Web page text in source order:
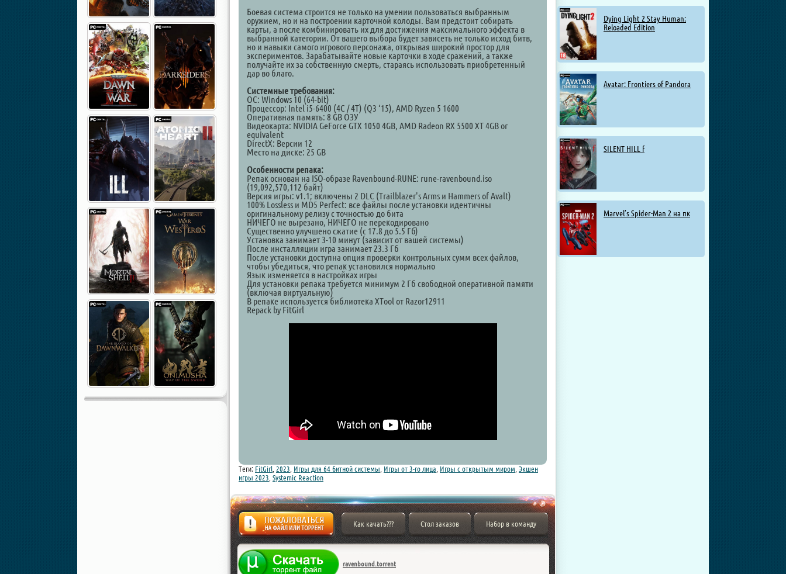
Dying Light 2 Stay Human:
Reloaded Edition
Avatar: Frontiers of Pandora
SILENT HILL f
Marvel’s Spider-Man 2 на пк
Боевая система строится не только на умении пользоваться выбранным
оружием, но и на построении карточной колоды. Вам предстоит собирать
карты, а после комбинировать их для достижения максимального эффекта в
выбранной категории. От вашего выбора будет зависеть не только исход битв,
но и навыки самого игрового персонажа, открывая широкий простор для
экспериментов. Зарабатывайте новые карточки в ходе сражений, а также
получайте их за собственную смерть, стараясь использовать приобретенный
дар во благо.
Системные требования:
ОС: Windows 10 (64-bit)
Процессор: Intel i5-6400 (4C / 4T) (Q3 ‘15), AMD Ryzen 5 1600
Оперативная память: 8 GB ОЗУ
Видеокарта: NVIDIA GeForce GTX 1050 4GB, AMD Radeon RX 5500 XT 4GB or
equivalent
DirectX: Версии 12
Место на диске: 25 GB
Особенности репака:
Репак основан на ISO-образе Ravenbound-RUNE: rune-ravenbound.iso
(19,092,570,112 байт)
Версия игры: v1.1; включены 2 DLC (Trailblazer's Arms и Hammers of Avalt)
100% Lossless и MD5 Perfect: все файлы после установки идентичны
оригинальному релизу с точностью до бита
НИЧЕГО не вырезано, НИЧЕГО не перекодировано
Существенно улучшено сжатие (с 17.8 до 5.5 Гб)
Установка занимает 3-10 минут (зависит от вашей системы)
После инсталляции игра занимает 23.3 Гб
После установки доступна опция проверки контрольных сумм всех файлов,
чтобы убедиться, что репак установился нормально
Язык изменяется в настройках игры
Для установки репака требуется минимум 2 Гб свободной оперативной памяти
(включая виртуальную)
В репаке используется библиотека XTool от Razor12911
Repack by FitGirl
Теги: FitGirl 2023 Игры для 64 битной системы Игры от 3-го лица Игры с открытым миром Экшен
игры 2023 Systemic Reaction
Жалоба
Как качать??? Стол заказов Набор в команду
ravenbound.torrent